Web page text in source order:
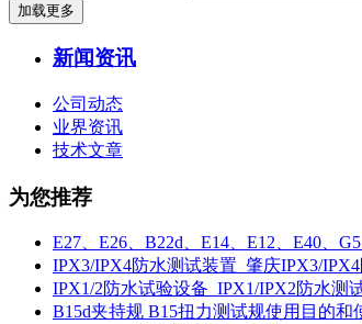
加载更多
新闻资讯
公司动态
业界资讯
技术文章
为您推荐
E27、E26、B22d、E14、E12、E40、
IPX3/IPX4防水测试装置_肇庆IPX3/
IPX1/2防水试验设备_IPX1/IPX2防水测
B15d夹持规 B15扭力测试规使用目的和